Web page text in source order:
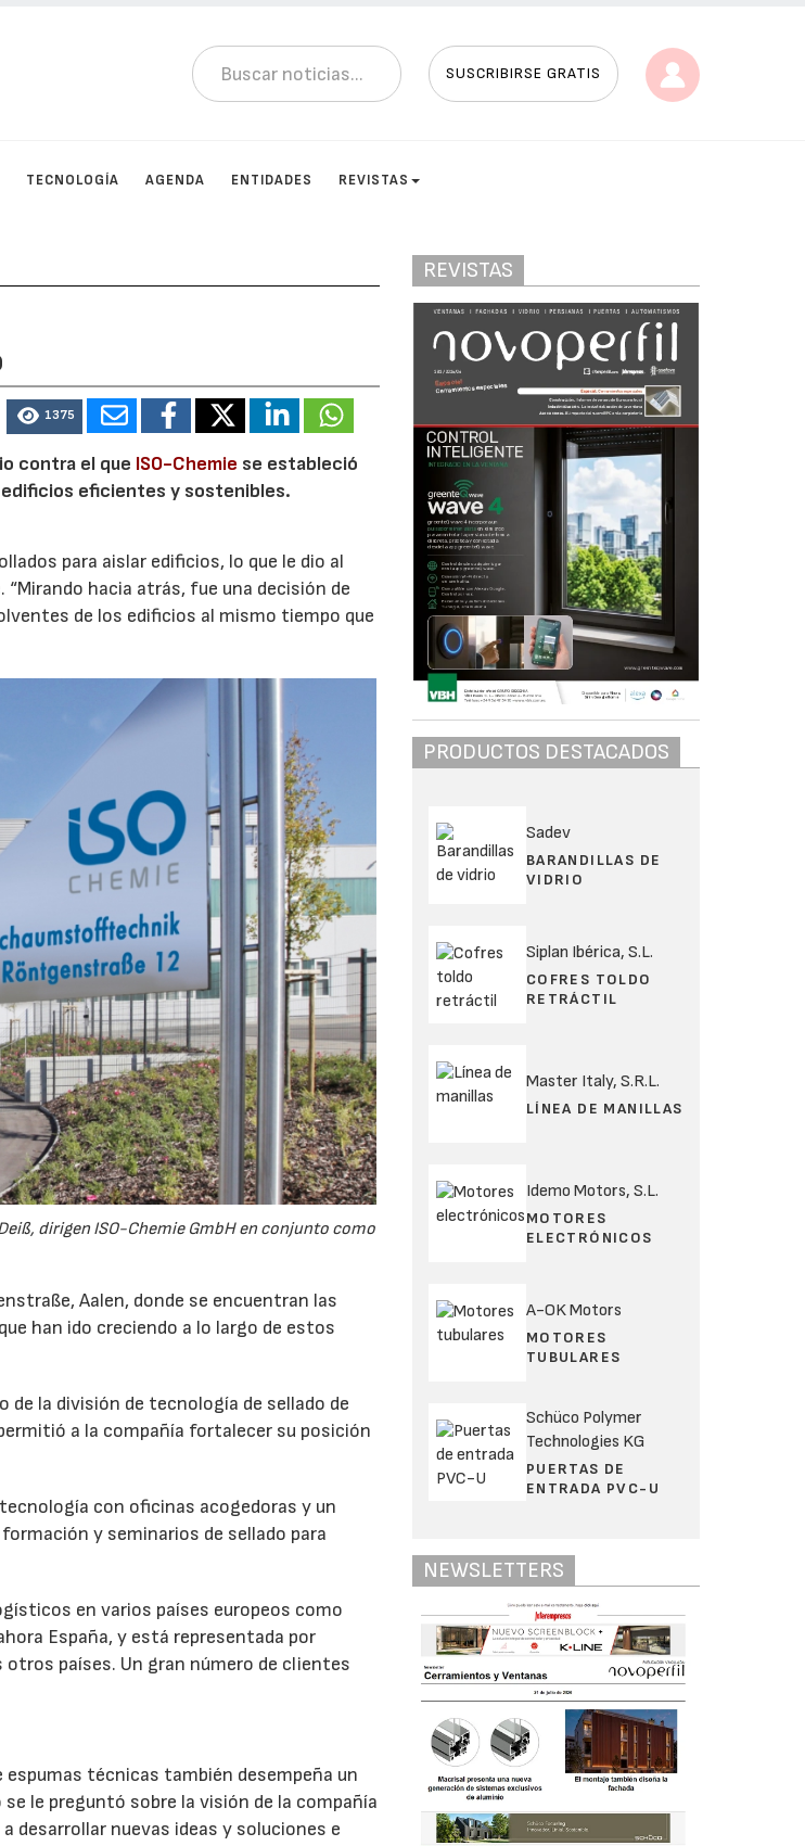
SUSCRIBIRSE GRATIS
TECNOLOGÍA AGENDA ENTIDADES REVISTAS
1375
contra el que ISO-Chemie se estableció
edificios eficientes y sostenibles.
para aislar edificios, lo que le dio al
hacia atrás, fue una decisión de
de los edificios al mismo tiempo que
dirigen ISO-Chemie GmbH en conjunto como
Aalen, donde se encuentran las
han ido creciendo a lo largo de estos
de la división de tecnología de sellado de
a la compañía fortalecer su posición
con oficinas acogedoras y un
y seminarios de sellado para
en varios países europeos como
España, y está representada por
países. Un gran número de clientes
técnicas también desempeña un
le preguntó sobre la visión de la compañía
desarrollar nuevas ideas y soluciones e
REVISTAS
PRODUCTOS DESTACADOS
Sadev
BARANDILLAS DE
VIDRIO
Siplan Ibérica, S.L.
COFRES TOLDO
RETRÁCTIL
Master Italy, S.R.L.
LÍNEA DE MANILLAS
Idemo Motors, S.L.
MOTORES
ELECTRÓNICOS
A-OK Motors
MOTORES
TUBULARES
Schüco Polymer
Technologies KG
PUERTAS DE
ENTRADA PVC-U
NEWSLETTERS